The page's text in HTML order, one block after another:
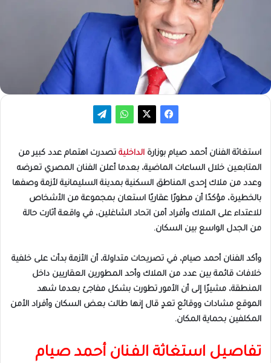
استغاثة الفنان أحمد صيام بوزارة الداخلية تصدرت اهتمام عدد كبير من
المتابعين خلال الساعات الماضية، بعدما أعلن الفنان المصري تعرضه
وعدد من ملاك إحدى المناطق السكنية بمدينة السليمانية لأزمة وصفها
بالخطيرة، مؤكدًا أن مطورًا عقاريًا استعان بمجموعة من الأشخاص
للاعتداء على الملاك وأفراد أمن اتحاد الشاغلين، في واقعة أثارت حالة
من الجدل الواسع بين السكان.
وأكد الفنان أحمد صيام، في تصريحات متداولة، أن الأزمة بدأت على خلفية
خلافات قائمة بين عدد من الملاك وأحد المطورين العقاريين داخل
المنطقة، مشيرًا إلى أن الأمور تطورت بشكل مفاجئ بعدما شهد
الموقع مشادات ووقائع تعدٍ قال إنها طالت بعض السكان وأفراد الأمن
المكلفين بحماية المكان.
تفاصيل استغاثة الفنان أحمد صيام